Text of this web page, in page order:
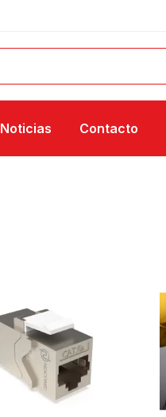
Noticias Contacto